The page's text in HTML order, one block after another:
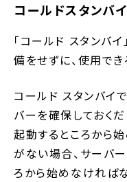
コールドスタンバイ
「コールド スタンバ
備をせずに、使用でき
コールド スタンバイ
バーを確保しておく
起動するところから
がない場合、サーバー
ろから始めなければ